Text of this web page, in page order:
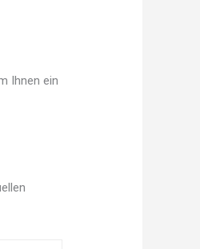
Ihnen ein